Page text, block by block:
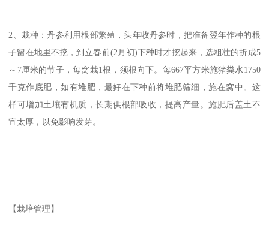
2、栽种：丹参利用根部繁殖，头年收丹参时，把准备翌年作种的根
子留在地里不挖，到立春前(2月初)下种时才挖起来，选粗壮的折成5
～7厘米的节子，每窝栽1根，须根向下。每667平方米施猪粪水1750
千克作底肥，如有堆肥，最好在下种前将堆肥筛细，施在窝中。这
样可增加土壤有机质，长期供根部吸收，提高产量。施肥后盖土不
宜太厚，以免影响发芽。
【栽培管理】